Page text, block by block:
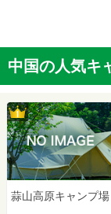
中国の人気キ
1位
蒜山高原キャンプ場